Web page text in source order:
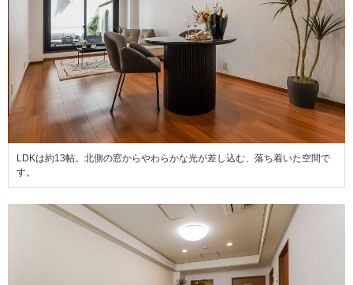
LDKは約13帖。北側の窓からやわらかな光が差し込む、落ち着いた空間で
す。